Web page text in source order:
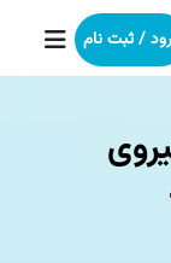
/ ثبت نام